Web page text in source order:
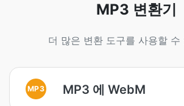
MP3 변환기
더 많은 변환 도구를 사용할 수
MP3 MP3 에 WebM